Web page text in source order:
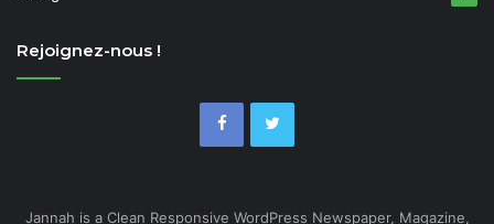
Rejoignez-nous !
Jannah is a Clean Responsive WordPress Newspaper, Magazine,